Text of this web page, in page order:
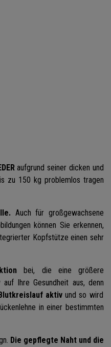
aufgrund seiner dicken und
zu 150 kg problemlos tragen
Auch für großgewachsene
können Sie erkennen,
Kopfstütze einen sehr
bei, die eine größere
Ihre Gesundheit aus, denn
aktivund so wird
in einer bestimmten
Die gepflegte Naht und die